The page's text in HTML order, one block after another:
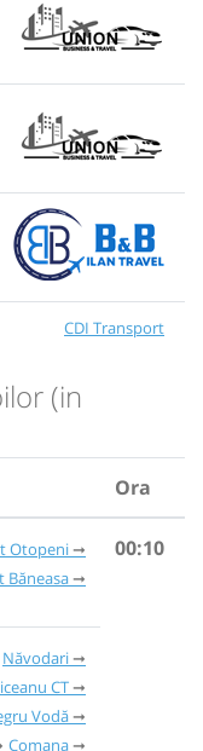
CDI Transport
(in
Ora
Otopeni
Băneasa
00:10
Năvodari
CT
Vodă
Comana